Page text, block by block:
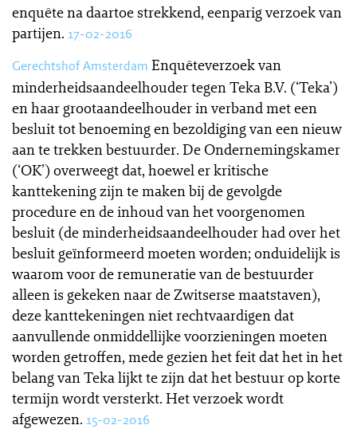
enquête na daartoe strekkend, eenparig verzoek van
partijen. 17-02-2016
Gerechtshof Amsterdam Enquêteverzoek van
minderheidsaandeelhouder tegen Teka B.V. (‘Teka’)
en haar grootaandeelhouder in verband met een
besluit tot benoeming en bezoldiging van een nieuw
aan te trekken bestuurder. De Ondernemingskamer
(‘OK’) overweegt dat, hoewel er kritische
kanttekening zijn te maken bij de gevolgde
procedure en de inhoud van het voorgenomen
besluit (de minderheidsaandeelhouder had over het
besluit geïnformeerd moeten worden; onduidelijk is
waarom voor de remuneratie van de bestuurder
alleen is gekeken naar de Zwitserse maatstaven),
deze kanttekeningen niet rechtvaardigen dat
aanvullende onmiddellijke voorzieningen moeten
worden getroffen, mede gezien het feit dat het in het
belang van Teka lijkt te zijn dat het bestuur op korte
termijn wordt versterkt. Het verzoek wordt
afgewezen. 15-02-2016